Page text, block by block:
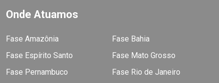
Onde Atuamos
Fase Amazônia
Fase Bahia
Fase Espírito Santo
Fase Mato Grosso
Fase Pernambuco
Fase Rio de Janeiro